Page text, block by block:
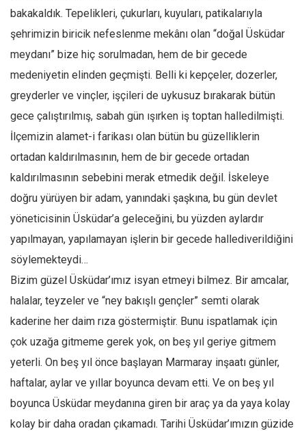
Kültür Sanat
Kitap
Karisi kitap sualleri
7 soruda bu hafta
Ekonomi
Spor
Hayat
Türkiye
Siyaset
Dünya
Avrupa
Asya
Afrika
İslam Dünyası
bakakaldık. Tepelikleri, çukurları, kuyuları, patikalarıyla
şehrimizin biricik nefeslenme mekânı olan “doğal Üsküdar
meydanı” bize hiç sorulmadan, hem de bir gecede
medeniyetin elinden geçmişti. Belli ki kepçeler, dozerler,
greyderler ve vinçler, işçileri de uykusuz bırakarak bütün
gece çalıştırılmış, sabah gün ışırken iş toptan halledilmişti.
İlçemizin alamet-i farikası olan bütün bu güzelliklerin
ortadan kaldırılmasının, hem de bir gecede ortadan
kaldırılmasının sebebini merak etmedik değil. İskeleye
doğru yürüyen bir adam, yanındaki şaşkına, bu gün devlet
yöneticisinin Üsküdar’a geleceğini, bu yüzden aylardır
yapılmayan, yapılamayan işlerin bir gecede hallediverildiğini
söylemekteydi…
Bizim güzel Üsküdar’ımız isyan etmeyi bilmez. Bir amcalar,
halalar, teyzeler ve “ney bakışlı gençler” semti olarak
kaderine her daim rıza göstermiştir. Bunu ispatlamak için
çok uzağa gitmeme gerek yok, on beş yıl geriye gitmem
yeterli. On beş yıl önce başlayan Marmaray inşaatı günler,
haftalar, aylar ve yıllar boyunca devam etti. Ve on beş yıl
boyunca Üsküdar meydanına giren bir araç ya da yaya kolay
kolay bir daha oradan çıkamadı. Tarihi Üsküdar’ımızın güzide